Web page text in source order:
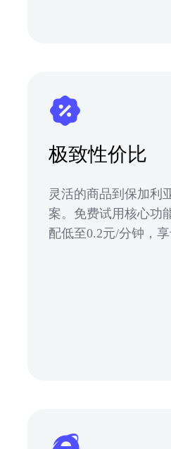
极致性价比
灵活的商品到保加利
案。免费试用核心功
配低至0.2元/分钟，享